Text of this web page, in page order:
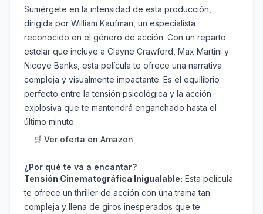
Sumérgete en la intensidad de esta producción,
dirigida por William Kaufman, un especialista
reconocido en el género de acción. Con un reparto
estelar que incluye a Clayne Crawford, Max Martini y
Nicoye Banks, esta película te ofrece una narrativa
compleja y visualmente impactante. Es el equilibrio
perfecto entre la tensión psicológica y la acción
explosiva que te mantendrá enganchado hasta el
último minuto.
🛒 Ver oferta en Amazon
¿Por qué te va a encantar?
Tensión Cinematográfica Inigualable: Esta película
te ofrece un thriller de acción con una trama tan
compleja y llena de giros inesperados que te